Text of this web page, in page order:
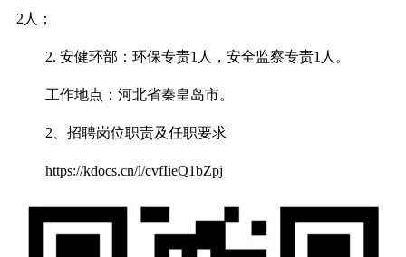
2人；
2. 安健环部：环保专责1人，安全监察专责1人。
工作地点：河北省秦皇岛市。
2、招聘岗位职责及任职要求
https://kdocs.cn/l/cvfIieQ1bZpj